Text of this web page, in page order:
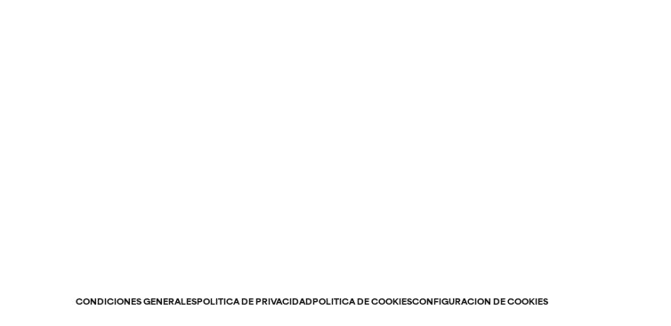
CONDICIONES GENERALESPOLÍTICA DE PRIVACIDADPOLÍTICA DE COOKIESCONFIGURACIÓN DE COOKIES